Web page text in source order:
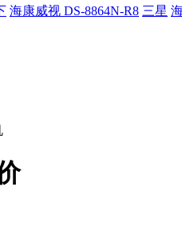
海康威视 DS-8864N-R8 三星